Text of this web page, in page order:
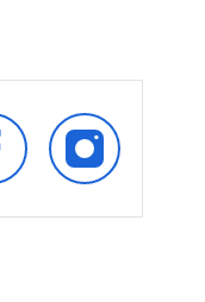
SUR
INSTAGRAM